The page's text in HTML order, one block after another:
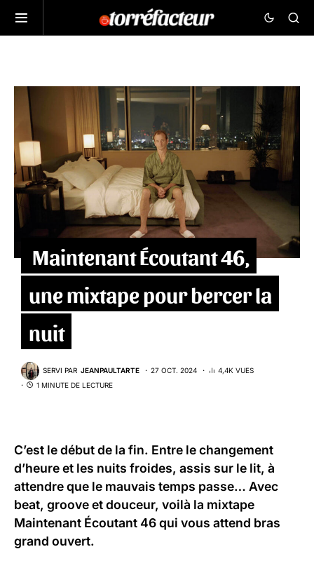
‍️ Maintenant Écoutant 46,
une mixtape pour bercer la
nuit
SERVI PAR JEANPAULTARTE 27 OCT. 2024
4,4K VUES
1 MINUTE DE LECTURE
C’est le début de la fin. Entre le changement
d’heure et les nuits froides, assis sur le lit, à
attendre que le mauvais temps passe… Avec
beat, groove et douceur, voilà la mixtape
Maintenant Écoutant 46 qui vous attend bras
grand ouvert.